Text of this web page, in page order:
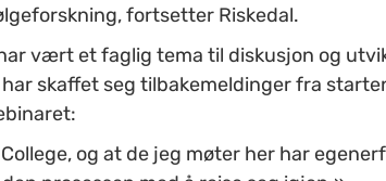
fortsetter Riskedal.
vært et faglig tema til diskusjon og
skaffet seg tilbakemeldinger fra
og at de jeg møter her har